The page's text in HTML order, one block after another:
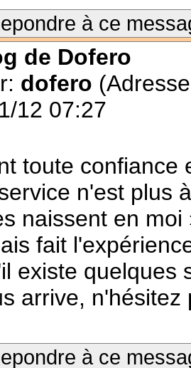
à ce
de Dofero
dofero
12 07:27
toute confiance
n'est plus
naissent en moi
fait
existe quelques
arrive, n'hésitez
à ce